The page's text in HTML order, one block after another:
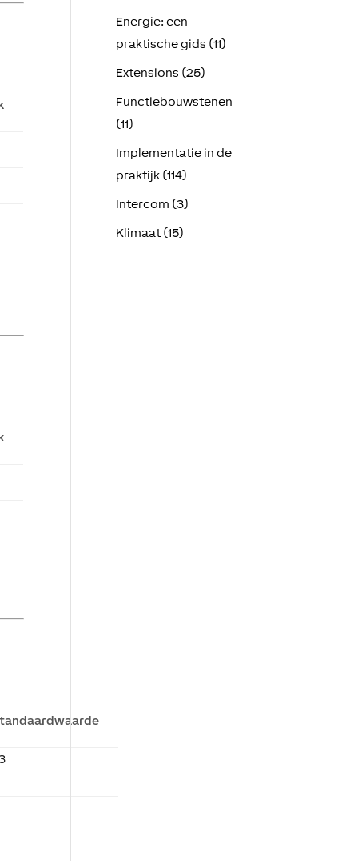
Energie: een
praktische gids (11)
Extensions (25)
Functiebouwstenen
(11)
Implementatie in de
praktijk (114)
Intercom (3)
Klimaat (15)